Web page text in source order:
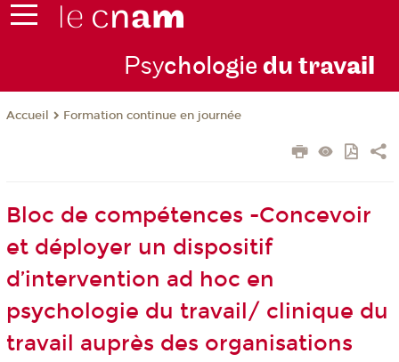
Psychologie du travail
Accueil Formation continue en journée
Bloc de compétences -Concevoir
et déployer un dispositif
d’intervention ad hoc en
psychologie du travail/ clinique du
travail auprès des organisations